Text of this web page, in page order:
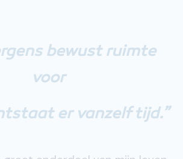
bewust ruimte
voor
er vanzelf tijd.”